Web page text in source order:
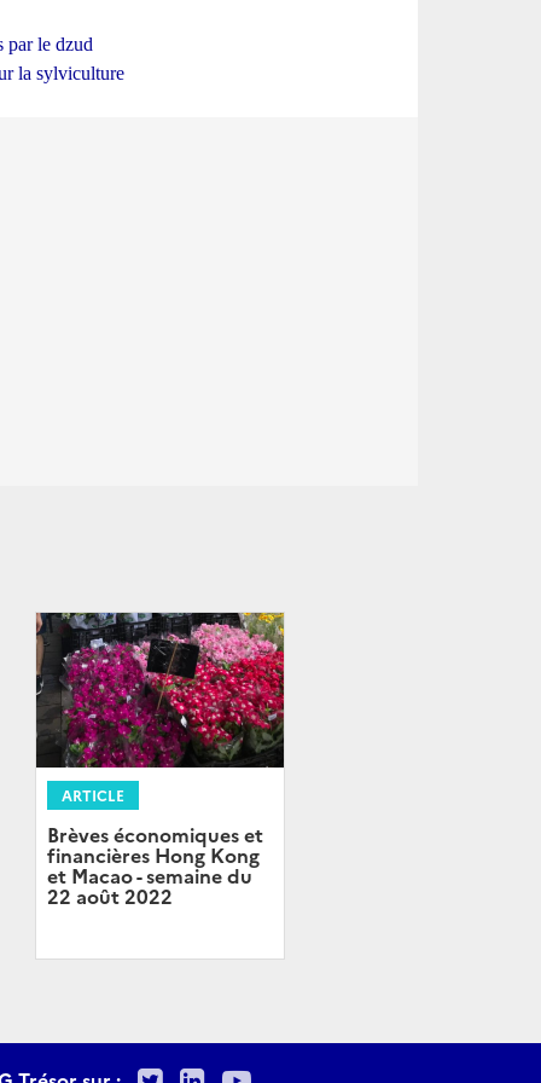
par le dzud
la sylviculture
ARTICLE
Brèves économiques et
financières Hong Kong
et Macao - semaine du
22 août 2022